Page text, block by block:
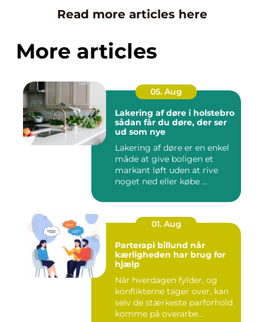
Read more articles here
More articles
05. Aug
Lakering af døre i holstebro
sådan får du døre, der ser
ud som nye
Lakering af døre er en enkel
måde at give boligen et
markant løft uden at rive
noget ned eller købe ...
01. Aug
Parterapi billund når
kærligheden har brug for
hjælp
Når hverdagen fylder, og
konflikterne tager over, kan
selv de stærkeste parforhold
komme på overarbe...